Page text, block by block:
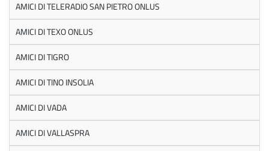
AMICI DI TELERADIO SAN PIETRO ONLUS
AMICI DI TEXO ONLUS
AMICI DI TIGRO
AMICI DI TINO INSOLIA
AMICI DI VADA
AMICI DI VALLASPRA